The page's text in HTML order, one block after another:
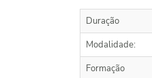
Duração
Modalidade:
Formação